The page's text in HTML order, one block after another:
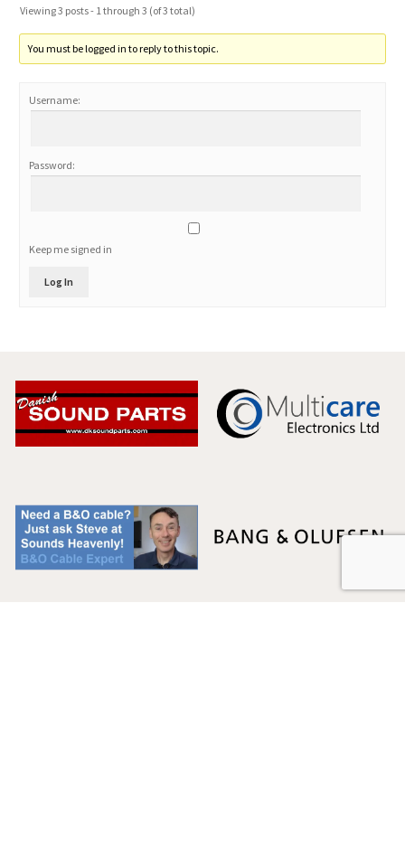
Viewing 3 posts - 1 through 3 (of 3 total)
You must be logged in to reply to this topic.
Username:
Password:
Keep me signed in
Log In